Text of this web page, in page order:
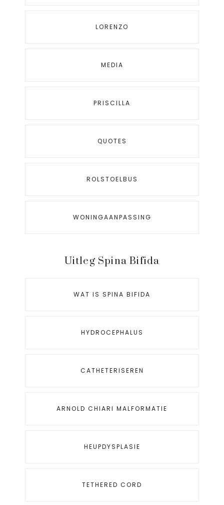
LORENZO
MEDIA
PRISCILLA
QUOTES
ROLSTOELBUS
WONINGAANPASSING
Uitleg Spina Bifida
WAT IS SPINA BIFIDA
HYDROCEPHALUS
CATHETERISEREN
ARNOLD CHIARI MALFORMATIE
HEUPDYSPLASIE
TETHERED CORD